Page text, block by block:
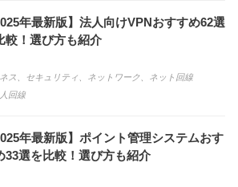
年最新版】法人向けVPNおすすめ62選
較！選び方も紹介
ス セキュリティ ネットワーク
ネット回線
回線
年最新版】ポイント管理システムおす
33選を比較！選び方も紹介